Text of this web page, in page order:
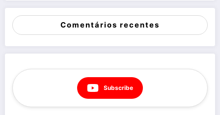
Comentários recentes
Subscribe